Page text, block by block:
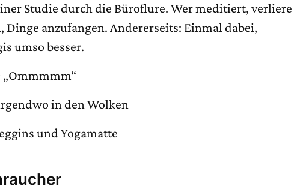
Studie durch die Büroflure. Wer meditiert, verliere
anzufangen. Andererseits: Einmal dabei,
umso besser.
„Ommmmm“
in den Wolken
und Yogamatte